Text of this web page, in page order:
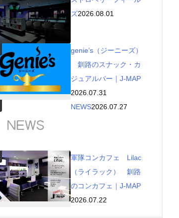
ズ2026.08.01
genie’s（ジーニーズ）
釧路のスナック・カ
ジュアルバー｜J-MAP
2026.07.31
NEWS2026.07.27
軍隊コンカフェ Lilac
（ライラック） 釧路
のコンカフェ｜J-MAP
2026.07.22